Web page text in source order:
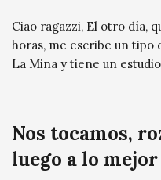
Ciao ragazzi, El otro día,
horas, me escribe un tipo
La Mina y tiene un
Nos tocamos,
luego a lo